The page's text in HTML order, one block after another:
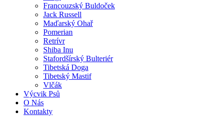
Francouzský Buldoček
Jack Russell
Maďarský Ohař
Pomerian
Retrívr
Shiba Inu
Stafordšírský Bulteriér
Tibetská Doga
Tibetský Mastif
Vlčák
Výcvik Psů
O Nás
Kontakty